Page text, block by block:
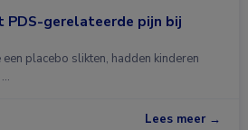
PDS-gerelateerde pijn bij
placebo slikten, hadden kinderen
Lees meer →